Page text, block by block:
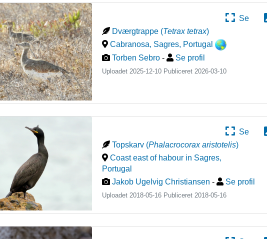
Se
Dværgtrappe (Tetrax tetrax)
Cabranosa, Sagres, Portugal
Torben Sebro - Se profil
Uploadet 2025-12-10 Publiceret2026-03-10
Se
Topskarv (Phalacrocorax aristotelis)
Coast east of habour in Sagres,
Portugal
Jakob Ugelvig Christiansen - Se profil
Uploadet 2018-05-16 Publiceret2018-05-16